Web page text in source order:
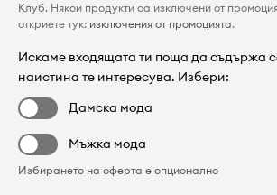
Клуб. Някои продукти са изключени от
откриете тук: изключения от промоцията.
Искаме входящата ти поща да съдържа
наистина те интересува. Избери:
Дамска мода
Мъжка мода
Избирането на оферта е опционално